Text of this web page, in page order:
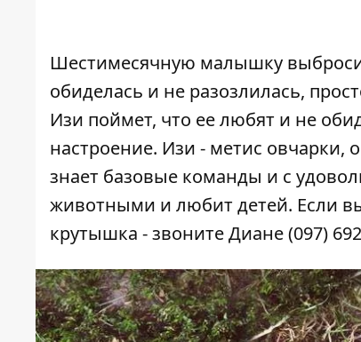
Шестимесячную малышку
обиделась и не разозлилась,
Изи поймет, что ее любят и не
настроение. Изи - метис овчарки,
знает базовые команды и с
животными и любит детей. Если вы
крутышка - звоните Диане (097)